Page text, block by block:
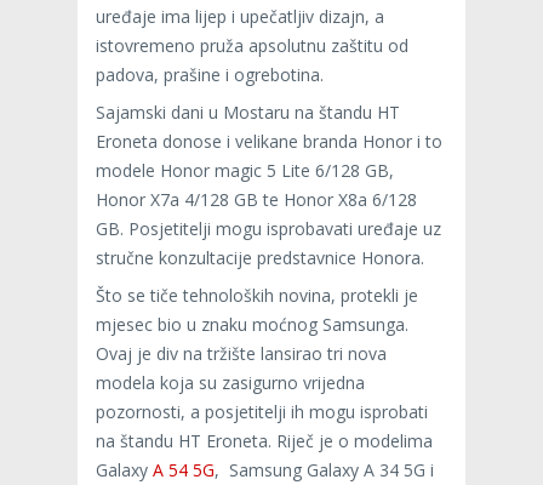
uređaje ima lijep i upečatljiv dizajn, a
istovremeno pruža apsolutnu zaštitu od
padova, prašine i ogrebotina.
Sajamski dani u Mostaru na štandu HT
Eroneta donose i velikane branda Honor i to
modele Honor magic 5 Lite 6/128 GB,
Honor X7a 4/128 GB te Honor X8a 6/128
GB. Posjetitelji mogu isprobavati uređaje uz
stručne konzultacije predstavnice Honora.
Što se tiče tehnoloških novina, protekli je
mjesec bio u znaku moćnog Samsunga.
Ovaj je div na tržište lansirao tri nova
modela koja su zasigurno vrijedna
pozornosti, a posjetitelji ih mogu isprobati
na štandu HT Eroneta. Riječ je o modelima
Galaxy A 54 5G, Samsung Galaxy A 34 5G i